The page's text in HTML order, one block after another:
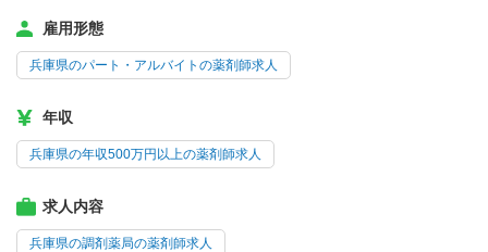
雇用形態
兵庫県のパート・アルバイトの薬剤師求人
年収
兵庫県の年収500万円以上の薬剤師求人
求人内容
兵庫県の調剤薬局の薬剤師求人